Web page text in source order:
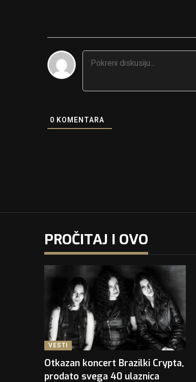
0 KOMENTARA
PROČITAJ I OVO
VESTI
Otkazan koncert Brazilki Crypta,
prodato svega 40 ulaznica